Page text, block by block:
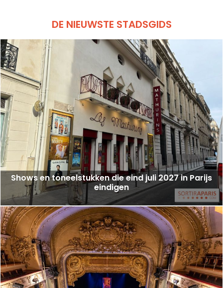
DE NIEUWSTE STADSGIDS
Shows en toneelstukken die eind juli 2027 in Parijs
eindigen